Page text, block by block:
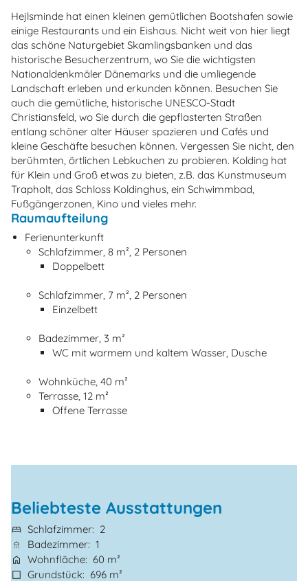
Hejlsminde hat einen kleinen gemütlichen Bootshafen sowie
einige Restaurants und ein Eishaus. Nicht weit von hier liegt
das schöne Naturgebiet Skamlingsbanken und das
historische Besucherzentrum, wo Sie die wichtigsten
Nationaldenkmäler Dänemarks und die umliegende
Landschaft erleben und erkunden können. Besuchen Sie
auch die gemütliche, historische UNESCO-Stadt
Christiansfeld, wo Sie durch die gepflasterten Straßen
entlang schöner alter Häuser spazieren und Cafés und
kleine Geschäfte besuchen können. Vergessen Sie nicht, den
berühmten, örtlichen Lebkuchen zu probieren. Kolding hat
für Klein und Groß etwas zu bieten, z.B. das Kunstmuseum
Trapholt, das Schloss Koldinghus, ein Schwimmbad,
Fußgängerzonen, Kino und vieles mehr.
Raumaufteilung
Ferienunterkunft
Schlafzimmer, 8 m², 2 Personen
Doppelbett
Schlafzimmer, 7 m², 2 Personen
Einzelbett
Badezimmer, 3 m²
WC mit warmem und kaltem Wasser, Dusche
Wohnküche, 40 m²
Terrasse, 12 m²
Offene Terrasse
Beliebteste Ausstattungen
Schlafzimmer
2
Badezimmer 1
Wohnfläche
60 m²
Grundstück
696 m²